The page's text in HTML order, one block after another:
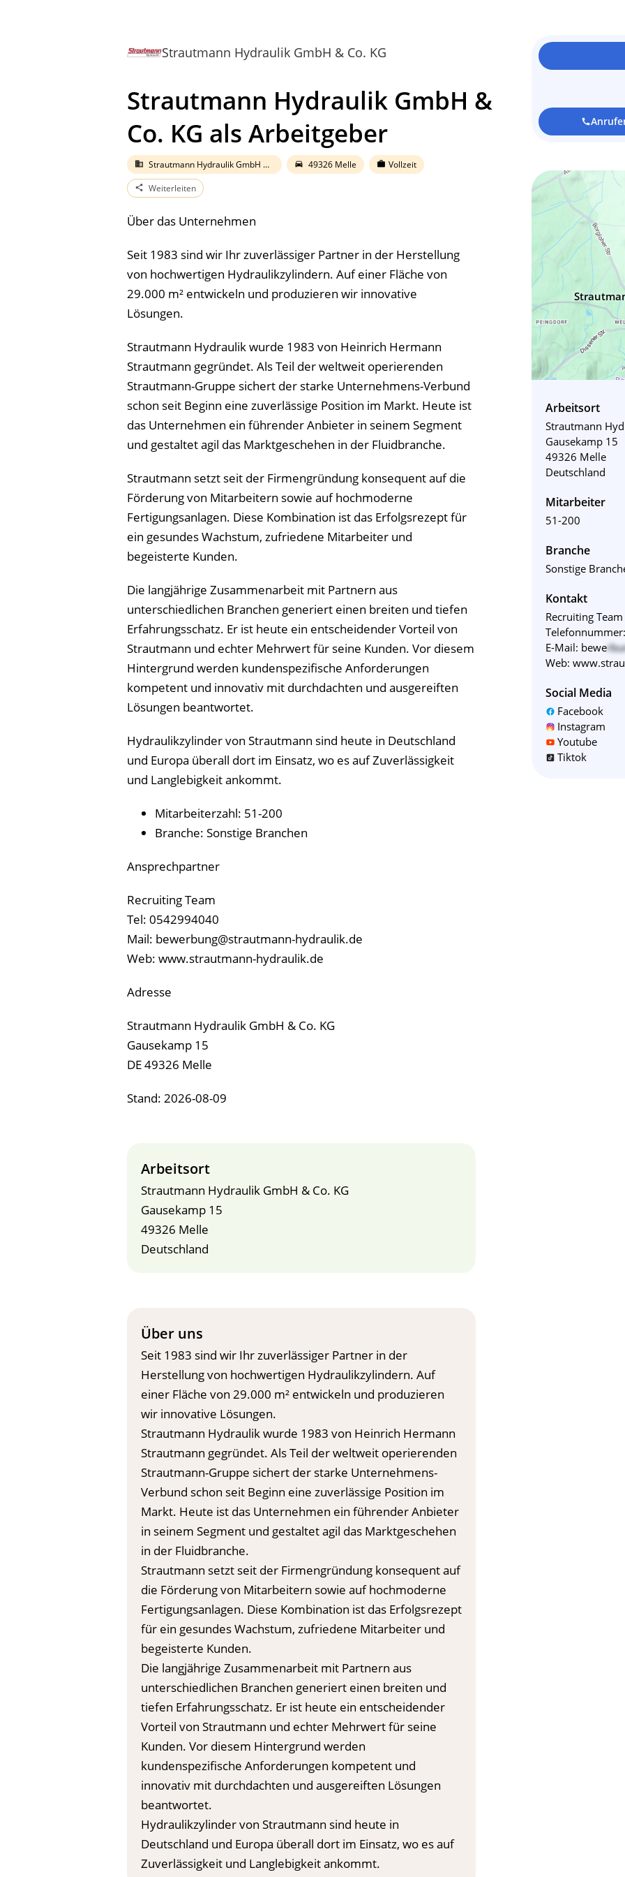
Strautmann Hydraulik GmbH & Co. KG
Strautmann Hydraulik GmbH &
Co. KG als Arbeitgeber
business Strautmann Hydraulik GmbH & Co. KG directions_car 49326 Melle work Vollzeit
share Weiterleiten
Über das Unternehmen
Seit 1983 sind wir Ihr zuverlässiger Partner in der Herstellung
von hochwertigen Hydraulikzylindern. Auf einer Fläche von
29.000 m² entwickeln und produzieren wir innovative
Lösungen.
Strautmann Hydraulik wurde 1983 von Heinrich Hermann
Strautmann gegründet. Als Teil der weltweit operierenden
Strautmann-Gruppe sichert der starke Unternehmens-Verbund
schon seit Beginn eine zuverlässige Position im Markt. Heute ist
das Unternehmen ein führender Anbieter in seinem Segment
und gestaltet agil das Marktgeschehen in der Fluidbranche.
Strautmann setzt seit der Firmengründung konsequent auf die
Förderung von Mitarbeitern sowie auf hochmoderne
Fertigungsanlagen. Diese Kombination ist das Erfolgsrezept für
ein gesundes Wachstum, zufriedene Mitarbeiter und
begeisterte Kunden.
Die langjährige Zusammenarbeit mit Partnern aus
unterschiedlichen Branchen generiert einen breiten und tiefen
Erfahrungsschatz. Er ist heute ein entscheidender Vorteil von
Strautmann und echter Mehrwert für seine Kunden. Vor diesem
Hintergrund werden kundenspezifische Anforderungen
kompetent und innovativ mit durchdachten und ausgereiften
Lösungen beantwortet.
Hydraulikzylinder von Strautmann sind heute in Deutschland
und Europa überall dort im Einsatz, wo es auf Zuverlässigkeit
und Langlebigkeit ankommt.
Mitarbeiterzahl: 51-200
Branche: Sonstige Branchen
Ansprechpartner
Recruiting Team
Tel: 0542994040
Mail: bewerbung@strautmann-hydraulik.de
Web: www.strautmann-hydraulik.de
Adresse
Strautmann Hydraulik GmbH & Co. KG
Gausekamp 15
DE 49326 Melle
Stand: 2026-08-09
Arbeitsort
Strautmann Hydraulik GmbH & Co. KG
Gausekamp 15
49326 Melle
Deutschland
Über uns
Seit 1983 sind wir Ihr zuverlässiger Partner in der
Herstellung von hochwertigen Hydraulikzylindern. Auf
einer Fläche von 29.000 m² entwickeln und produzieren
wir innovative Lösungen.
Strautmann Hydraulik wurde 1983 von Heinrich Hermann
Strautmann gegründet. Als Teil der weltweit operierenden
Strautmann-Gruppe sichert der starke Unternehmens-
Verbund schon seit Beginn eine zuverlässige Position im
Markt. Heute ist das Unternehmen ein führender Anbieter
in seinem Segment und gestaltet agil das Marktgeschehen
in der Fluidbranche.
Strautmann setzt seit der Firmengründung konsequent auf
die Förderung von Mitarbeitern sowie auf hochmoderne
Fertigungsanlagen. Diese Kombination ist das Erfolgsrezept
für ein gesundes Wachstum, zufriedene Mitarbeiter und
begeisterte Kunden.
Die langjährige Zusammenarbeit mit Partnern aus
unterschiedlichen Branchen generiert einen breiten und
tiefen Erfahrungsschatz. Er ist heute ein entscheidender
Vorteil von Strautmann und echter Mehrwert für seine
Kunden. Vor diesem Hintergrund werden
kundenspezifische Anforderungen kompetent und
innovativ mit durchdachten und ausgereiften Lösungen
beantwortet.
Hydraulikzylinder von Strautmann sind heute in
Deutschland und Europa überall dort im Einsatz, wo es auf
Zuverlässigkeit und Langlebigkeit ankommt.
call
Arbeitsort
Strautmann
Gausekamp 15
49326 Melle
Deutschland
Mitarbeiter
51-200
Branche
Sonstige
Kontakt
Recruiting Team
Telefonnummer:
E-Mail: bewe
Web:
Social Media
Facebook
Instagram
Youtube
Tiktok